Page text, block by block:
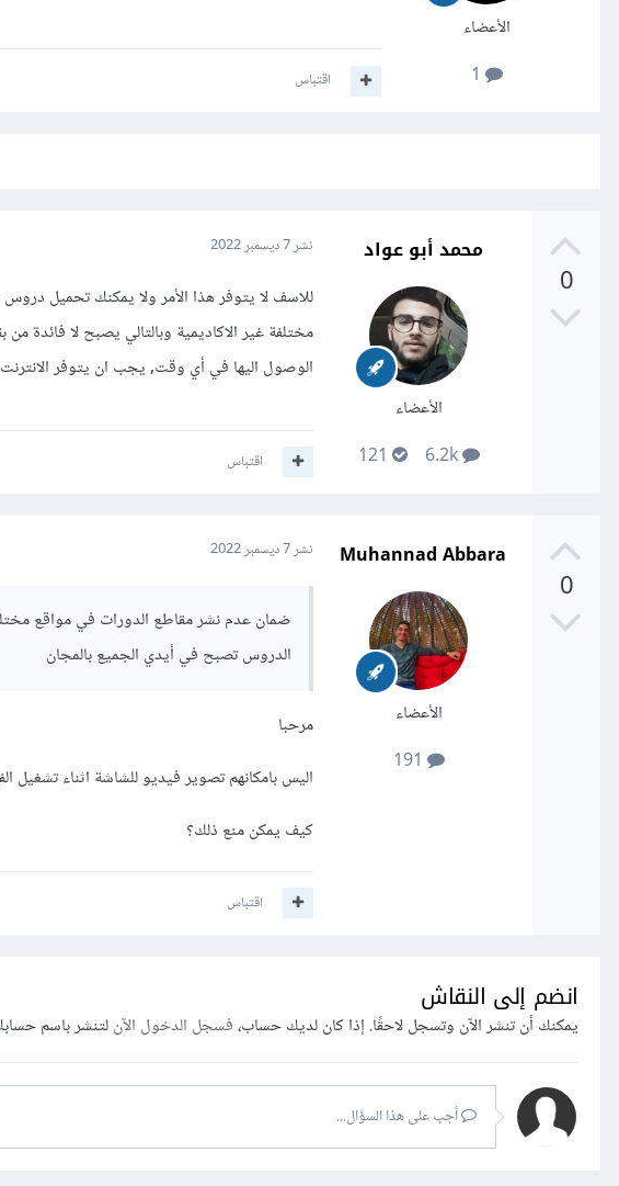
الأعضاء
اقتباس
0
محمد أبو عواد
الأعضاء
6.2k
نشر7 ديسمبر 2022
للاسف لا يتوفر هذا الأمر ولا يمكنك تحميل
مختلفة غير الاكاديمية وبالتالي يصبح لا فائدة
الوصول اليها في أي وقت, يجب ان يتوفر
اقتباس
0
Muhannad Abbara
الأعضاء
نشر7 ديسمبر 2022
ضمان عدم نشر مقاطع الدورات في مواقع مختلفة
الدروس تصبح في أيدي الجميع بالمجان
مرحبا
اليس بامكانهم تصوير فيديو للشاشة اثناء
كيف يمكن منع ذلك؟
اقتباس
انضم إلى النقاش
يمكنك أن تنشر الآن وتسجل لاحقًا. إذا كان لديك حساب،فسجل الدخول الآنلتنشر باسم
أجب على هذا السؤال...